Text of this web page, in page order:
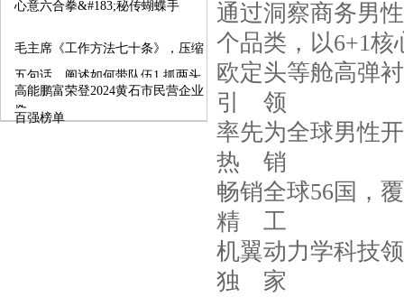
心意六合拳&#183;秘传蝴蝶手
毛主席《工作方法七十条》，压缩
五句话，阐述如何带队伍1.抓两头
促
高能鹏富荣登2024黄石市民营企业
百强榜单
通过洞察商务男
个品类，以6+1
欧定头等舱高弹
引 领
率先为全球男性
热 销
畅销全球56国，
精 工
机翼动力学科技
独 家